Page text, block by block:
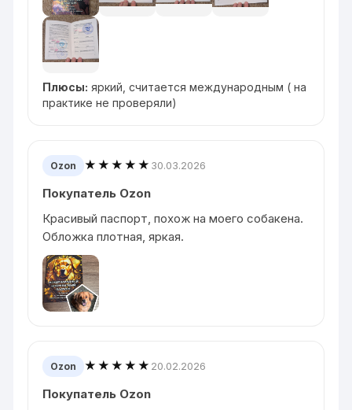
Плюсы: яркий, считается международным ( на
практике не проверяли)
Ozon ★★★★★ 30.03.2026
Покупатель Ozon
Красивый паспорт, похож на моего собакена.
Обложка плотная, яркая.
Ozon ★★★★★ 20.02.2026
Покупатель Ozon